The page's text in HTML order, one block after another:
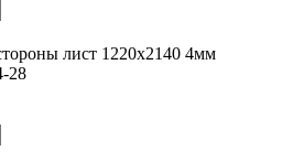
лист 1220х2140 4мм
28